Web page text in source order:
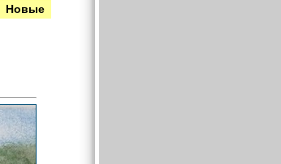
Новые